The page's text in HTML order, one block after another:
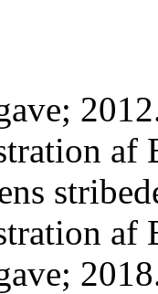
af
af